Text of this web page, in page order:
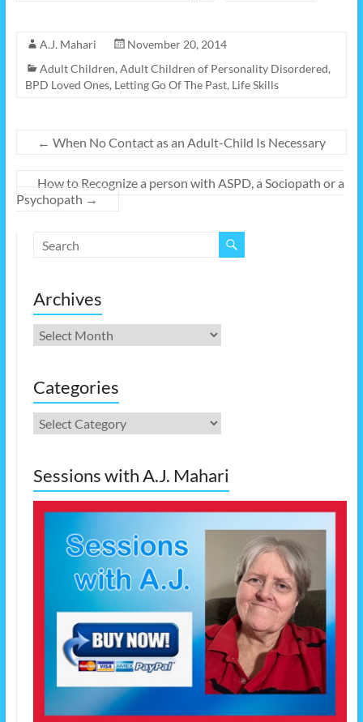
A.J. Mahari
November 20, 2014
Adult Children, Adult Children of Personality Disordered,
BPD Loved Ones, Letting Go Of The Past, Life Skills
← When No Contact as an Adult-Child Is Necessary
How to Recognize a person with ASPD, a Sociopath or a
Psychopath →
Archives
Archives
Categories
Categories
Sessions with A.J. Mahari